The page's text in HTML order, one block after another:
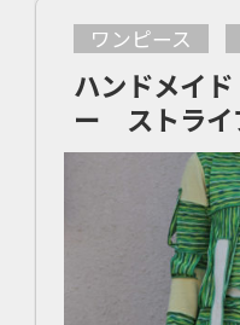
ワンピース
ハンドメイ
ー ストライ